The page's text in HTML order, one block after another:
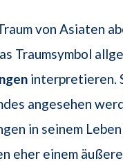
von Asiaten
Traumsymbol
interpretieren.
angesehen
in seinem
eher einem